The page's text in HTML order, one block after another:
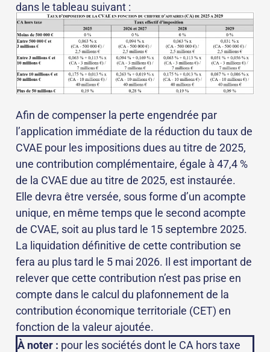
dans le tableau suivant :
Afin de compenser la perte engendrée par
l’application immédiate de la réduction du taux de
CVAE pour les impositions dues au titre de 2025,
une contribution complémentaire, égale à 47,4 %
de la CVAE due au titre de 2025, est instaurée.
Elle devra être versée, sous forme d’un acompte
unique, en même temps que le second acompte
de CVAE, soit au plus tard le 15 septembre 2025.
La liquidation définitive de cette contribution se
fera au plus tard le 5 mai 2026. Il est important de
relever que cette contribution n’est pas prise en
compte dans le calcul du plafonnement de la
contribution économique territoriale (CET) en
fonction de la valeur ajoutée.
À noter : pour les sociétés dont le CA hors taxe